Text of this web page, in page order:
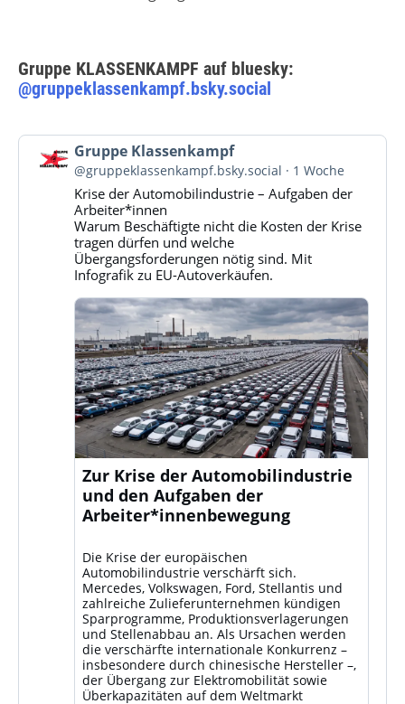
Gruppe KLASSENKAMPF auf bluesky:
@gruppeklassenkampf.bsky.social
Beitrag
von
Gruppe
Klassenkampf
Bluesky
ansehen
Gruppe Klassenkampf
@gruppeklassenkampf.bsky.social 1 Woche
Krise der Automobilindustrie – Aufgaben der
Arbeiter*innen
Warum Beschäftigte nicht die Kosten der Krise
tragen dürfen und welche
Übergangsforderungen nötig sind. Mit
Infografik zu EU-Autoverkäufen.
Zur Krise der Automobilindustrie
und den Aufgaben der
Arbeiter*innenbewegung
Die Krise der europäischen
Automobilindustrie verschärft sich.
Mercedes, Volkswagen, Ford, Stellantis und
zahlreiche Zulieferunternehmen kündigen
Sparprogramme, Produktionsverlagerungen
und Stellenabbau an. Als Ursachen werden
die verschärfte internationale Konkurrenz –
insbesondere durch chinesische Hersteller –,
der Übergang zur Elektromobilität sowie
Überkapazitäten auf dem Weltmarkt